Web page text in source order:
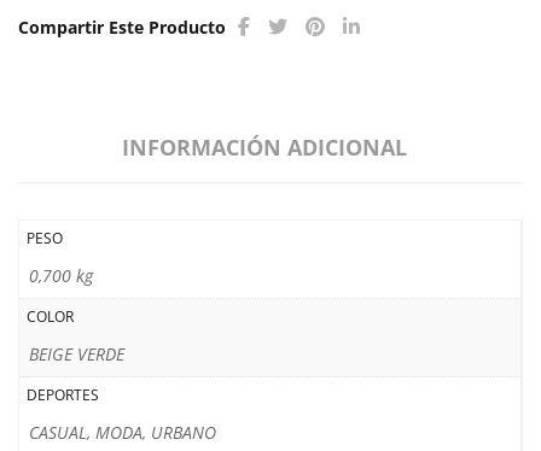
Compartir Este Producto
INFORMACIÓN ADICIONAL
PESO
0,700 kg
COLOR
BEIGE VERDE
DEPORTES
CASUAL, MODA, URBANO